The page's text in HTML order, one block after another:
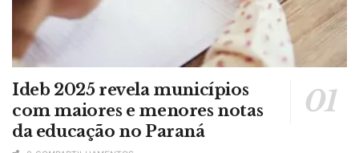
Ideb 2025 revela municípios
com maiores e menores notas
da educação no Paraná